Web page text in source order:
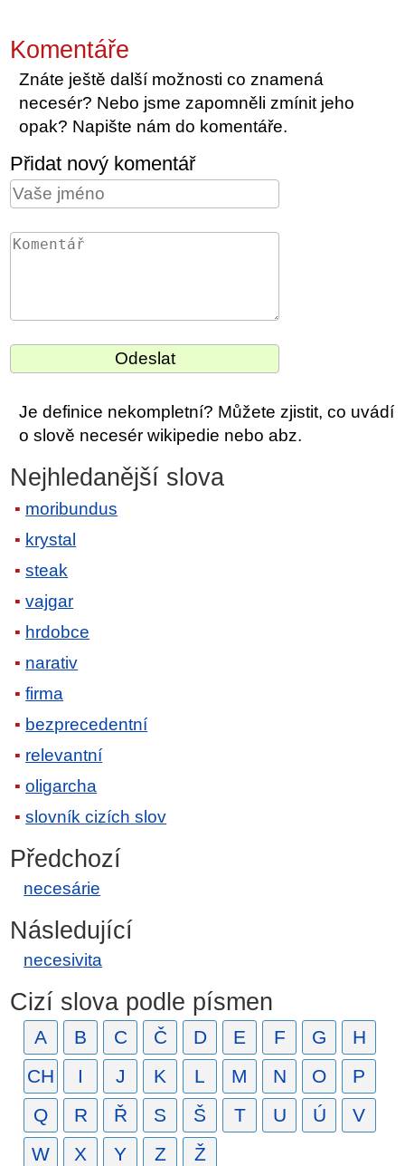
Komentáře
Znáte ještě další možnosti co znamená
necesér? Nebo jsme zapomněli zmínit jeho
opak? Napište nám do komentáře.
Přidat nový komentář
Je definice nekompletní? Můžete zjistit, co uvádí
o slově necesér wikipedie nebo abz.
Nejhledanější slova
moribundus
krystal
steak
vajgar
hrdobce
narativ
firma
bezprecedentní
relevantní
oligarcha
slovník cizích slov
Předchozí
necesárie
Následující
necesivita
Cizí slova podle písmen
A B C Č D E F G
H
CH
I J K L M N O
P
Q
R Ř S Š T U Ú
V
W
X Y Z Ž